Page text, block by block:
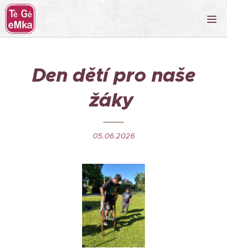
Den dětí pro naše
žáky
05.06.2026